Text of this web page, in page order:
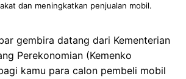
dan meningkatkan penjualan mobil.
gembira datang dari Kementerian
Perekonomian (Kemenko
kamu para calon pembeli mobil